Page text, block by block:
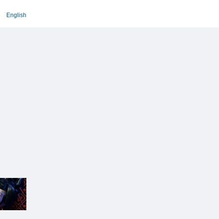
English